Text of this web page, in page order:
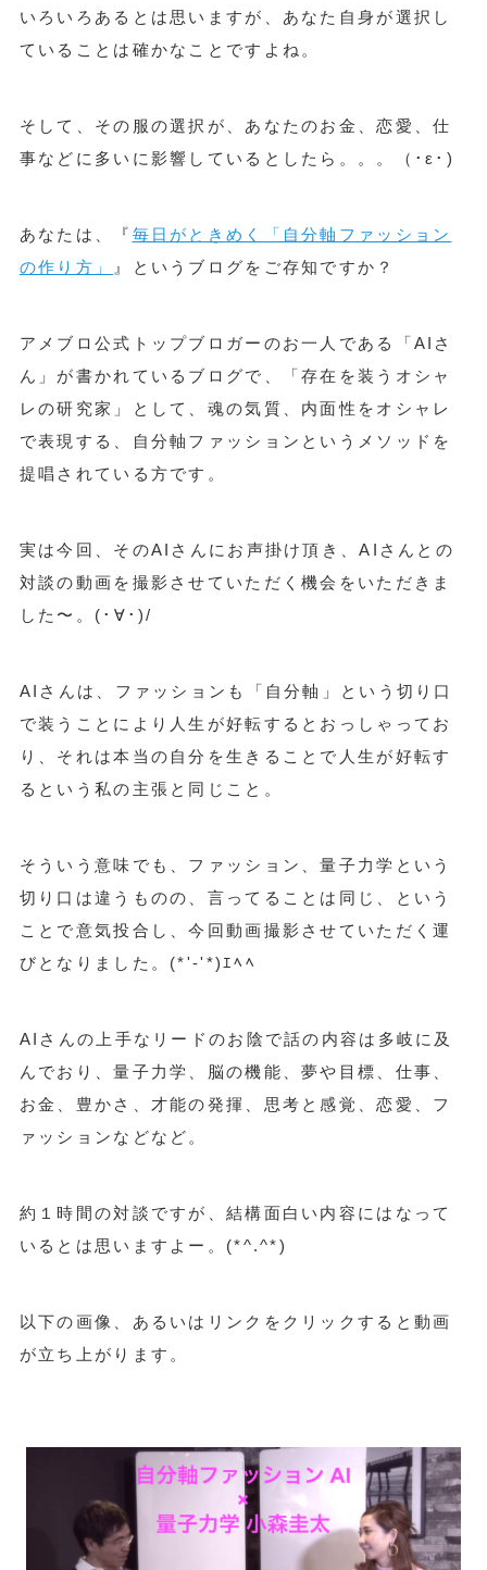
いろいろあるとは思いますが、あなた自身が選択し
ていることは確かなことですよね。
そして、その服の選択が、あなたのお金、恋愛、仕
事などに多いに影響しているとしたら。。。（･ε･)
あなたは、『 毎日がときめく「自分軸ファッション
の作り方」
』というブログをご存知ですか？
アメブロ公式トップブロガーのお一人である「AIさ
ん」が書かれているブログで、「存在を装うオシャ
レの研究家」として、魂の気質、内面性をオシャレ
で表現する、自分軸ファッションというメソッドを
提唱されている方です。
実は今回、そのAIさんにお声掛け頂き、AIさんとの
対談の動画を撮影させていただく機会をいただきま
した〜。(･∀･)/
AIさんは、ファッションも「自分軸」という切り口
で装うことにより人生が好転するとおっしゃってお
り、それは本当の自分を生きることで人生が好転す
るという私の主張と同じこと。
そういう意味でも、ファッション、量子力学という
切り口は違うものの、言ってることは同じ、という
ことで意気投合し、今回動画撮影させていただく運
びとなりました。(*'-'*)ｴﾍﾍ
AIさんの上手なリードのお陰で話の内容は多岐に及
んでおり、量子力学、脳の機能、夢や目標、仕事、
お金、豊かさ、才能の発揮、思考と感覚、恋愛、フ
ァッションなどなど。
約１時間の対談ですが、結構面白い内容にはなって
いるとは思いますよー。(*^.^*)
以下の画像、あるいはリンクをクリックすると動画
が立ち上がります。